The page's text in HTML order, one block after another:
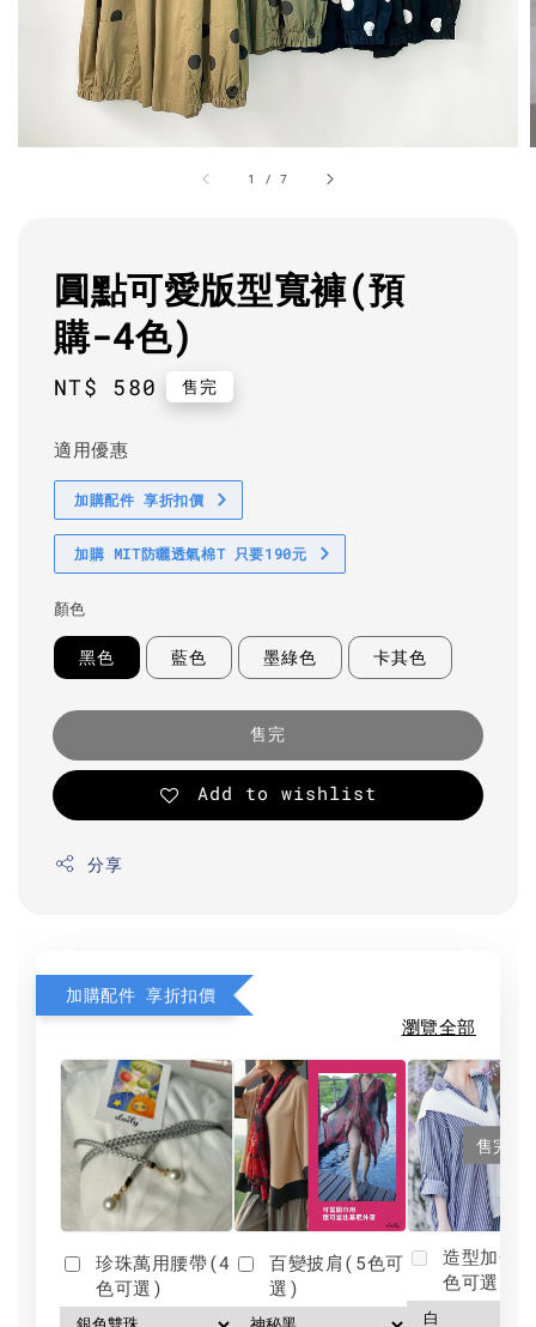
1 /7
圓點可愛版型寬褲(預
購-4色)
Regular
NT$ 580 售完
適用優惠
加購配件 享折扣價
加購 MIT防曬透氣棉T 只要190元
顏色
黑色 藍色 墨綠色 卡其色
售完
Add to wishlist
分享
加購配件 享折扣價
瀏覽全部
珍珠萬用腰帶(4
色可選)
百變披肩(5色可
選)
售完
造型加分
色可選)